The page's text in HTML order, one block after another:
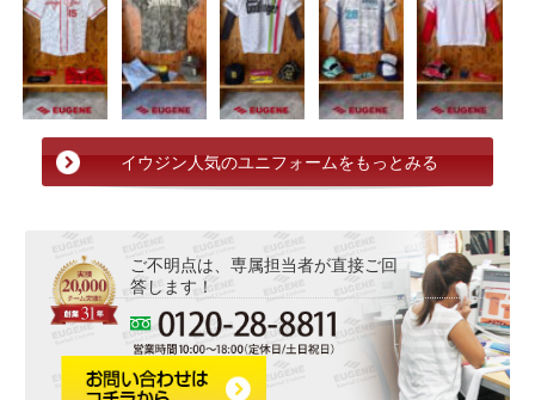
イウジン人気のユニフォームをもっとみる
ご不明点は、専属担当者が直接ご回
答します！